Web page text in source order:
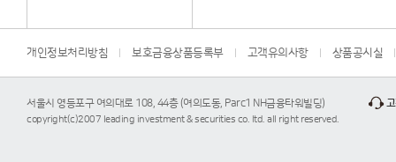
개인정보처리방침 보호금융상품등록부 고객유의사항 상품공시실
서울시 영등포구 여의대로 108, 44층 (여의도동, Parc1 NH금융타워빌딩)
copyright(c)2007 leading investment & securities co. ltd. all right reserved.